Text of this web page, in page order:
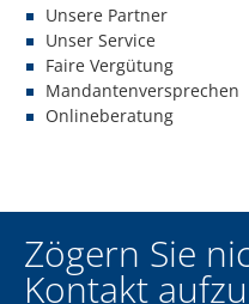
Unsere Partner
Unser Service
Faire Vergütung
Mandantenversprechen
Onlineberatung
Zögern Sie
Kontakt